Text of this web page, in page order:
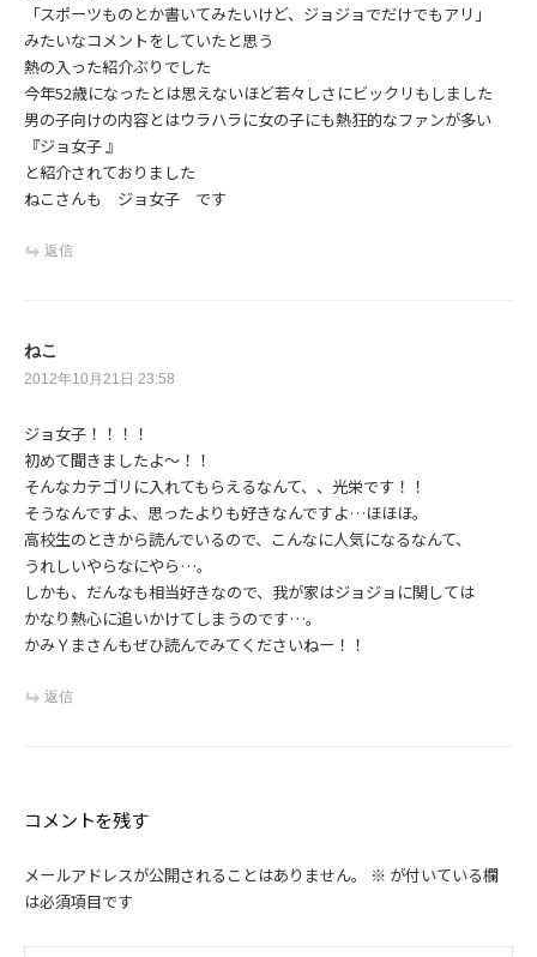
「スポーツものとか書いてみたいけど、ジョジョでだけでもアリ」
みたいなコメントをしていたと思う
熱の入った紹介ぶりでした
今年52歳になったとは思えないほど若々しさにビックリもしました
男の子向けの内容とはウラハラに女の子にも熱狂的なファンが多い
『ジョ女子 』
と紹介されておりました
ねこさんも ジョ女子 です
返信
ねこ
2012年10月21日 23:58
ジョ女子！！！！
初めて聞きましたよ～！！
そんなカテゴリに入れてもらえるなんて、、光栄です！！
そうなんですよ、思ったよりも好きなんですよ…ほほほ。
高校生のときから読んでいるので、こんなに人気になるなんて、
うれしいやらなにやら…。
しかも、だんなも相当好きなので、我が家はジョジョに関しては
かなり熱心に追いかけてしまうのです…。
かみＹまさんもぜひ読んでみてくださいねー！！
返信
コメントを残す
メールアドレスが公開されることはありません。 ※ が付いている欄
は必須項目です